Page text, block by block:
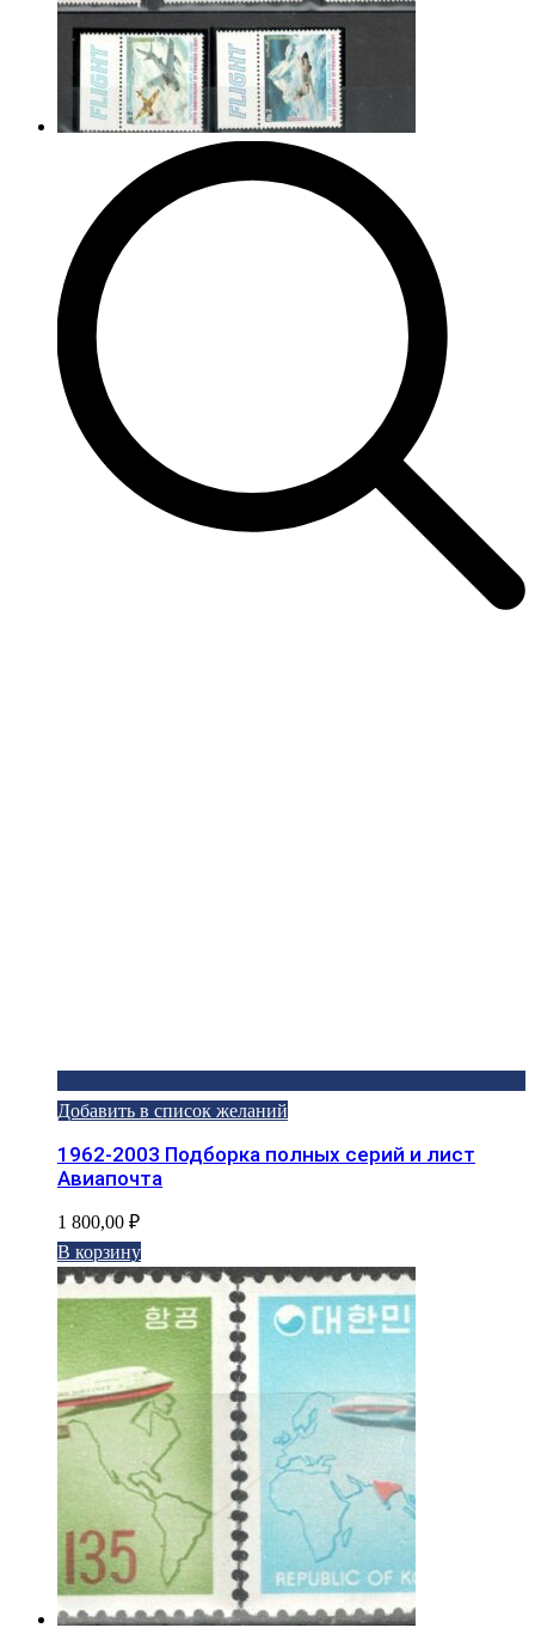
Добавить в список желаний
1962-2003 Подборка полных серий и лист
Авиапочта
1 800,00 ₽
В корзину